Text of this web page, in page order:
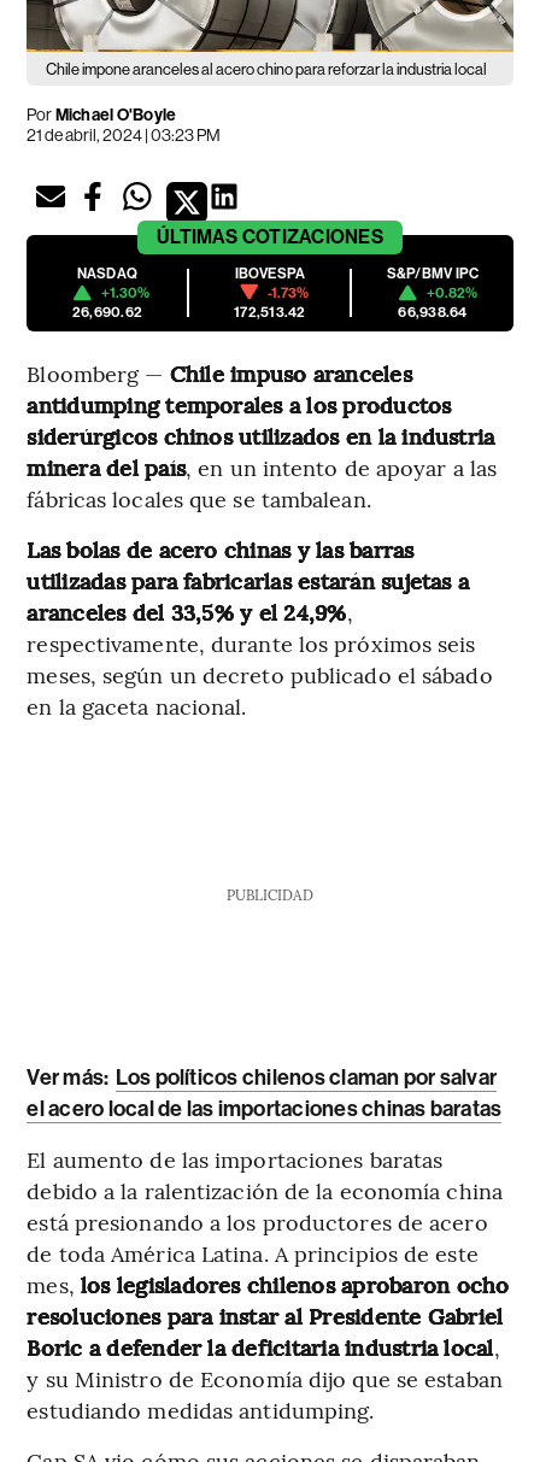
Chile impone aranceles al acero chino para reforzar la industria local
PorMichael O'Boyle
21 de abril, 2024 | 03:23 PM
ÚLTIMAS COTIZACIONES
NASDAQ
+1.30%
26,690.62
IBOVESPA
-1.73%
172,513.42
S&P/BMV IPC
+0.82%
66,938.64
Bloomberg — Chile impuso aranceles
antidumping temporales a los productos
siderúrgicos chinos utilizados en la industria
minera del país, en un intento de apoyar a las
fábricas locales que se tambalean.
Las bolas de acero chinas y las barras
utilizadas para fabricarlas estarán sujetas a
aranceles del 33,5% y el 24,9%,
respectivamente, durante los próximos seis
meses, según un decreto publicado el sábado
en la gaceta nacional.
PUBLICIDAD
Ver más: Los políticos chilenos claman por salvar
el acero local de las importaciones chinas baratas
El aumento de las importaciones baratas
debido a la ralentización de la economía china
está presionando a los productores de acero
de toda América Latina. A principios de este
mes, los legisladores chilenos aprobaron ocho
resoluciones para instar al Presidente Gabriel
Boric a defender la deficitaria industria local,
y su Ministro de Economía dijo que se estaban
estudiando medidas antidumping.